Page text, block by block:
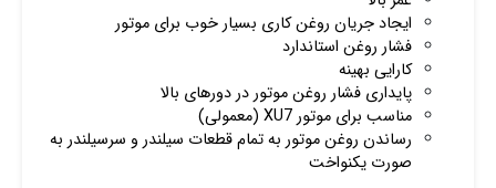
ایجاد جریان روغن کاری بسیار خوب برای موتور
فشار روغن استاندارد
کارایی بهینه
پایداری فشار روغن موتور در دورهای بالا
مناسب برای موتور XU7 (معمولی)
رساندن روغن موتور به تمام قطعات سیلندر و سرسیلندر به
صورت یکنواخت